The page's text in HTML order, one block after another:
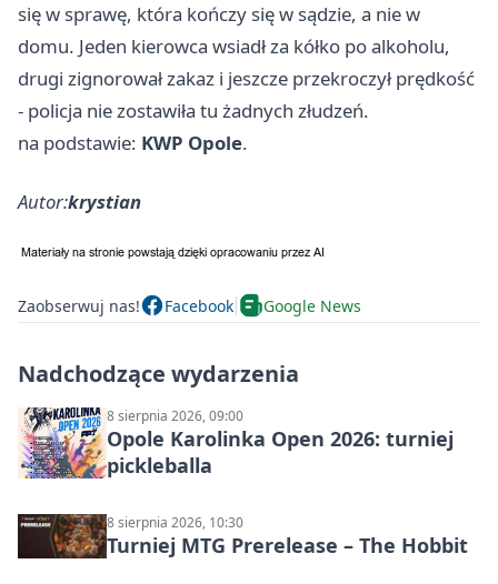
się w sprawę, która kończy się w sądzie, a nie w
domu. Jeden kierowca wsiadł za kółko po alkoholu,
drugi zignorował zakaz i jeszcze przekroczył prędkość
- policja nie zostawiła tu żadnych złudzeń.
na podstawie: KWP Opole.
Autor:krystian
Zaobserwuj nas! Facebook Google News
Nadchodzące wydarzenia
8 sierpnia 2026, 09:00
Opole Karolinka Open 2026: turniej
pickleballa
8 sierpnia 2026, 10:30
Turniej MTG Prerelease – The Hobbit